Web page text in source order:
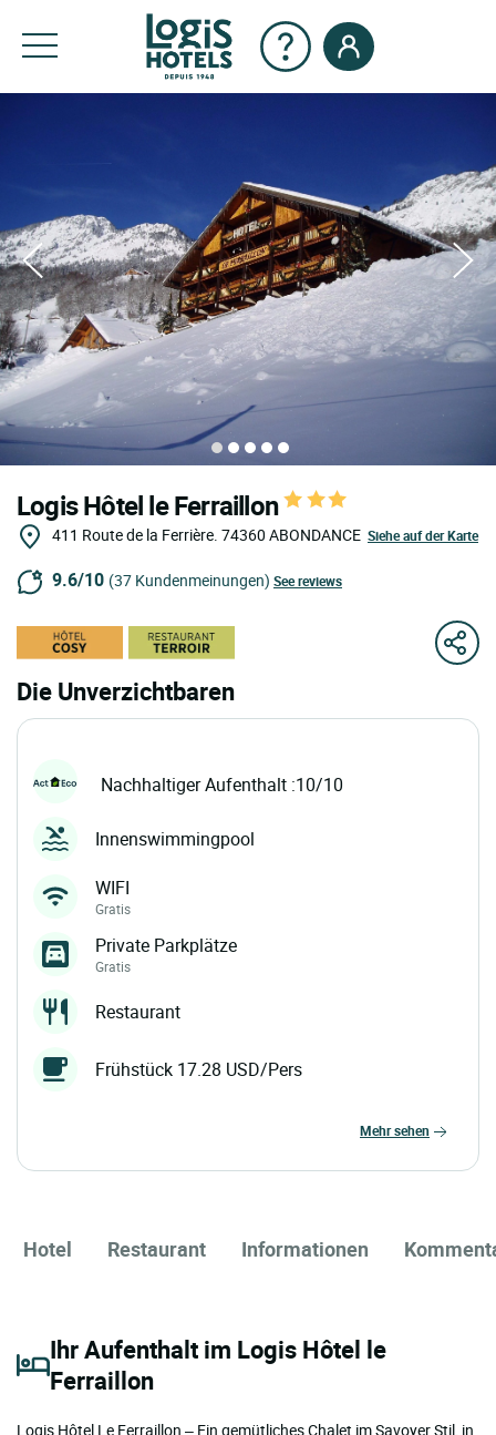
Logis Hôtel le Ferraillon
411 Route de la Ferrière. 74360 ABONDANCE Siehe auf der Karte
9.6/10 (37 Kundenmeinungen) See reviews
Die Unverzichtbaren
Nachhaltiger Aufenthalt :10/10
Innenswimmingpool
WIFI
Gratis
Private Parkplätze
Gratis
Restaurant
Frühstück 17.28 USD/Pers
mehr sehen
Hotel Restaurant Informationen
Ihr Aufenthalt im Logis Hôtel le
Ferraillon
Logis Hôtel Le Ferraillon – Ein gemütliches Chalet im Savoyer Stil, in